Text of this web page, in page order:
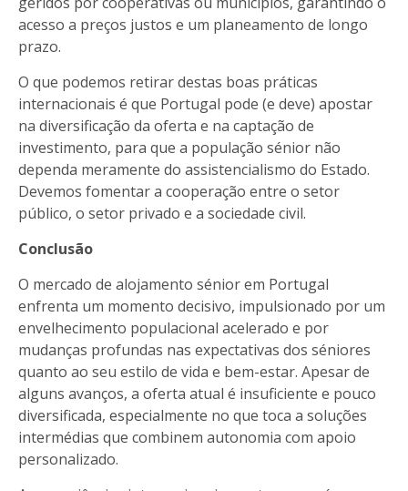
acesso a preços justos e um planeamento de longo
prazo.
O que podemos retirar destas boas práticas
internacionais é que Portugal pode (e deve) apostar
na diversificação da oferta e na captação de
investimento, para que a população sénior não
dependa meramente do assistencialismo do Estado.
Devemos fomentar a cooperação entre o setor
público, o setor privado e a sociedade civil.
Conclusão
O mercado de alojamento sénior em Portugal
enfrenta um momento decisivo, impulsionado por um
envelhecimento populacional acelerado e por
mudanças profundas nas expectativas dos séniores
quanto ao seu estilo de vida e bem-estar. Apesar de
alguns avanços, a oferta atual é insuficiente e pouco
diversificada, especialmente no que toca a soluções
intermédias que combinem autonomia com apoio
personalizado.